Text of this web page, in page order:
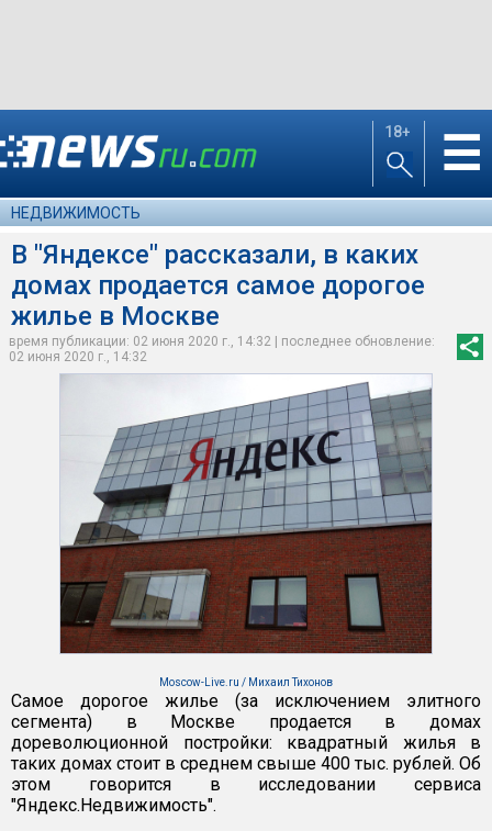
18+ ☰
НЕДВИЖИМОСТЬ
В "Яндексе" рассказали, в каких
домах продается самое дорогое
жилье в Москве
время публикации: 02 июня 2020 г., 14:32 | последнее обновление:
02 июня 2020 г., 14:32
Moscow-Live.ru / Михаил Тихонов
Самое дорогое жилье (за исключением элитного
сегмента) в Москве продается в домах
дореволюционной постройки: квадратный жилья в
таких домах стоит в среднем свыше 400 тыс. рублей. Об
этом говорится в исследовании сервиса
"Яндекс.Недвижимость".